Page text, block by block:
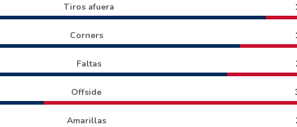
Tiros afuera
Corners
Faltas
Offside
Amarillas